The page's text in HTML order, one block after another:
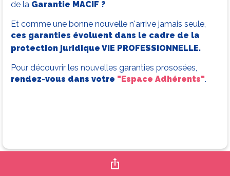
de la Garantie MACIF ?
Et comme une bonne nouvelle n'arrive jamais seule,
ces garanties évoluent dans le cadre de la
protection juridique VIE PROFESSIONNELLE.
Pour découvrir les nouvelles garanties prososées,
rendez-vous dans votre "Espace Adhérents".